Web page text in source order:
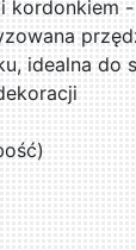
kordonkiem
idealna do